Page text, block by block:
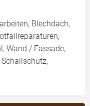
Blechdach,
Wand / Fassade,